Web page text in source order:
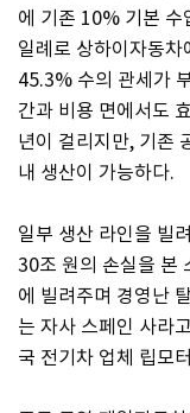
에 기존 10% 기본 수
일례로 상하이자동
45.3% 수의 관세가
간과 비용 면에서도
년이 걸리지만, 기존
내 생산이 가능하다.
일부 생산 라인을 빌
30조 원의 손실을 본
에 빌려주며 경영난
는 자사 스페인 사라
국 전기차 업체 립모